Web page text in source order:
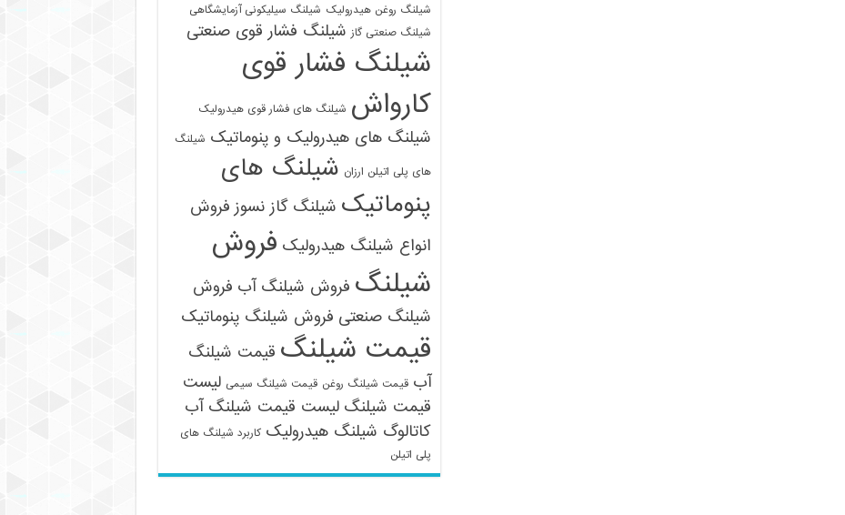
شیلنگ روغن هیدرولیک شیلنگ سیلیکونی آزمایشگاهی
شیلنگ صنعتی گاز شیلنگ فشار قوی صنعتی
شیلنگ فشار قوی
کارواش شیلنگ های فشار قوی هیدرولیک
شیلنگ های هیدرولیک و پنوماتیک شیلنگ
های پلی اتیلن ارزان شیلنگ های
پنوماتیک شیلنگ گاز نسوز فروش
انواع شیلنگ هیدرولیک فروش
شیلنگ فروش شیلنگ آب فروش
شیلنگ صنعتی فروش شیلنگ پنوماتیک
قیمت شیلنگ قیمت شیلنگ
آب قیمت شیلنگ روغن قیمت شیلنگ سیمی لیست
قیمت شیلنگ لیست قیمت شیلنگ آب
کاتالوگ شیلنگ هیدرولیک کاربرد شیلنگ های
پلی اتیلن